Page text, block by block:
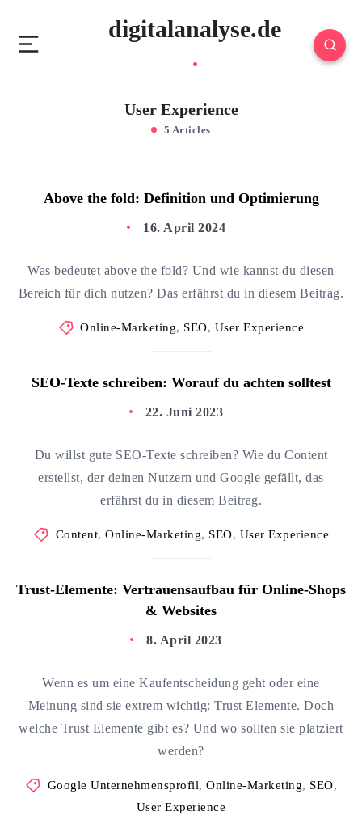
digitalanalyse.de
User Experience
5 Articles
Above the fold: Definition und Optimierung
16. April 2024
Was bedeutet above the fold? Und wie kannst du diesen
Bereich für dich nutzen? Das erfährst du in diesem Beitrag.
Online-Marketing, SEO, User Experience
SEO-Texte schreiben: Worauf du achten solltest
22. Juni 2023
Du willst gute SEO-Texte schreiben? Wie du Content
erstellst, der deinen Nutzern und Google gefällt, das
erfährst du in diesem Beitrag.
Content, Online-Marketing, SEO, User Experience
Trust-Elemente: Vertrauensaufbau für Online-Shops
& Websites
8. April 2023
Wenn es um eine Kaufentscheidung geht oder eine
Meinung sind sie extrem wichtig: Trust Elemente. Doch
welche Trust Elemente gibt es? Und wo sollten sie platziert
werden?
Google Unternehmensprofil, Online-Marketing, SEO,
User Experience